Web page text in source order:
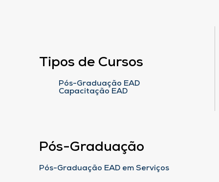
Tipos de Cursos
Pós-Graduação EAD
Capacitação EAD
Pós-Graduação
Pós-Graduação EAD em Serviços